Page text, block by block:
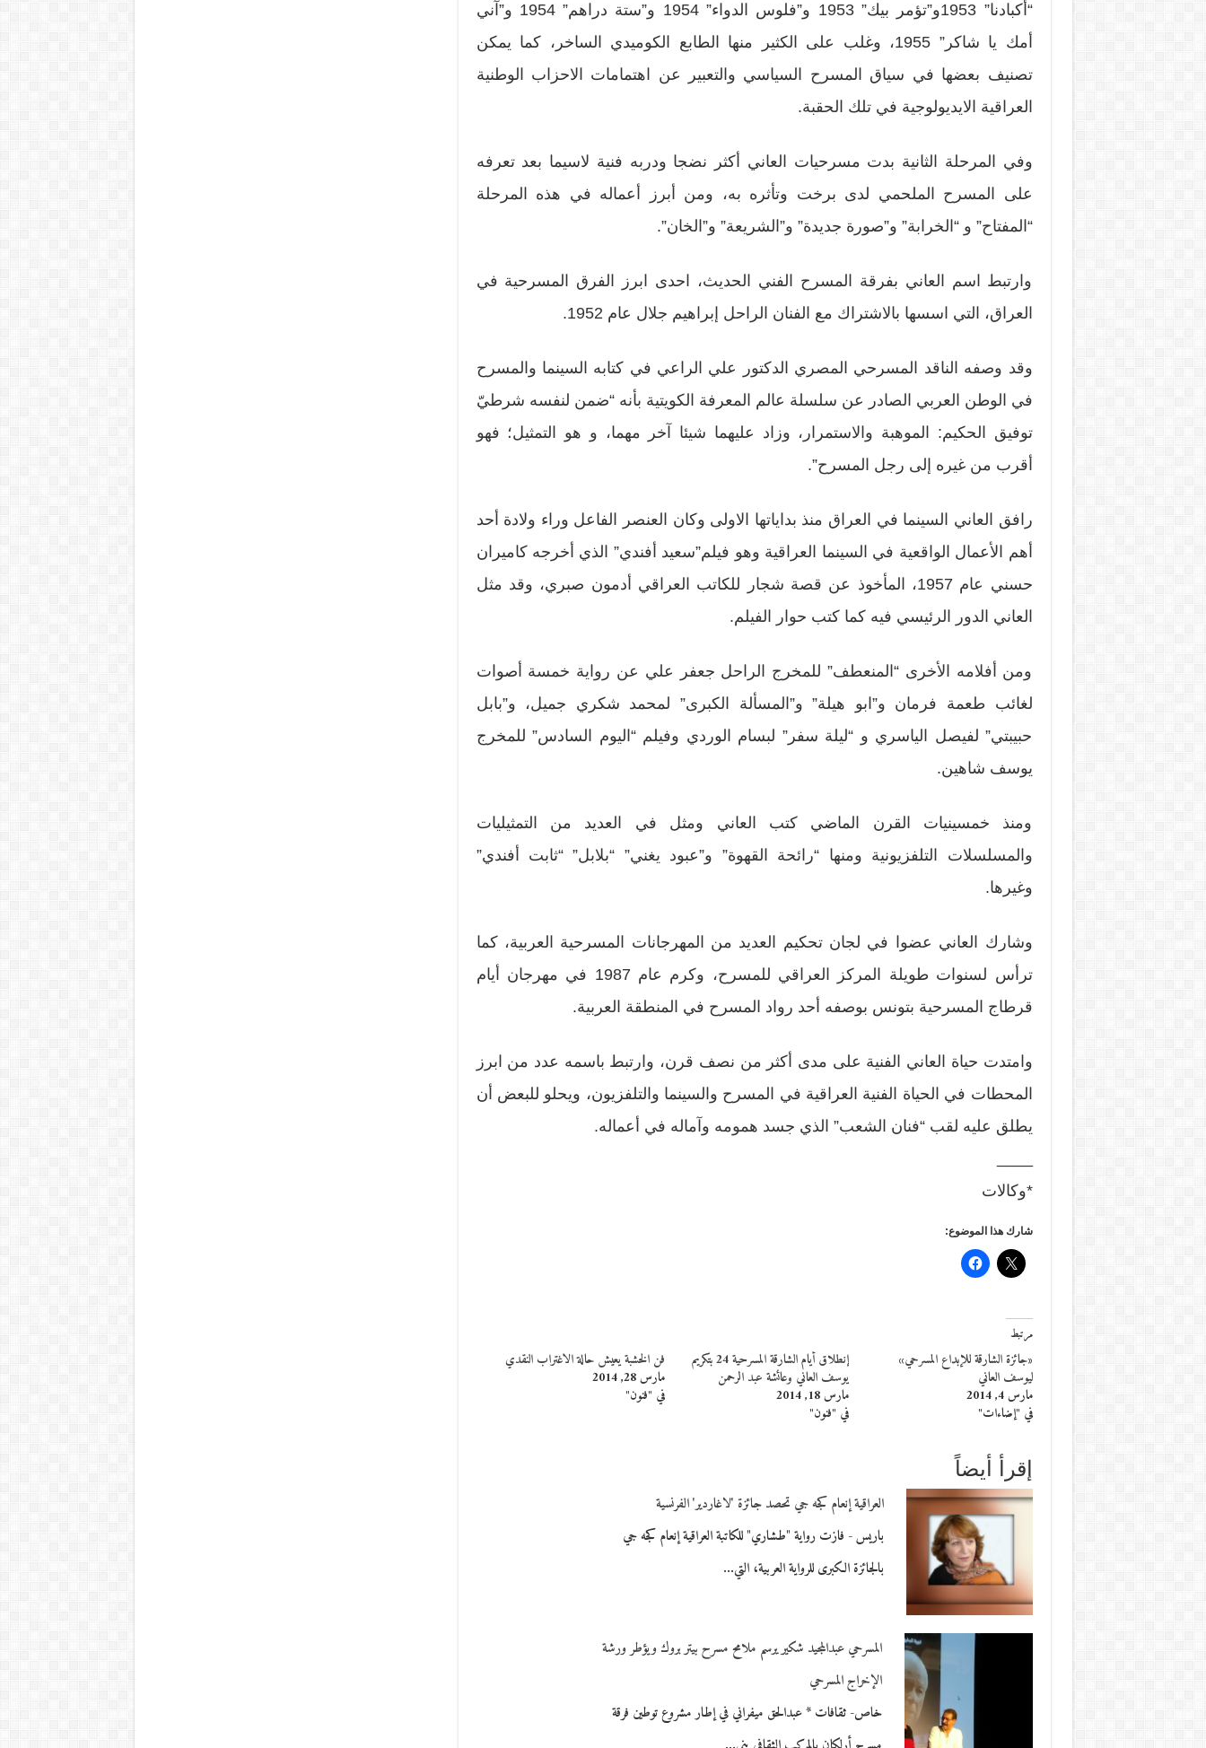
“أكبادنا” 1953و”تؤمر بيك” 1953 و”فلوس الدواء” 1954 و”ستة دراهم” 1954 و”آني
أمك يا شاكر” 1955، وغلب على الكثير منها الطابع الكوميدي الساخر، كما يمكن
تصنيف بعضها في سياق المسرح السياسي والتعبير عن اهتمامات الاحزاب الوطنية
العراقية الايديولوجية في تلك الحقبة.
وفي المرحلة الثانية بدت مسرحيات العاني أكثر نضجا ودربه فنية لاسيما بعد تعرفه
على المسرح الملحمي لدى برخت وتأثره به، ومن أبرز أعماله في هذه المرحلة
“المفتاح” و “الخرابة” و”صورة جديدة” و”الشريعة” و”الخان”.
وارتبط اسم العاني بفرقة المسرح الفني الحديث، احدى ابرز الفرق المسرحية في
العراق، التي اسسها بالاشتراك مع الفنان الراحل إبراهيم جلال عام 1952.
وقد وصفه الناقد المسرحي المصري الدكتور علي الراعي في كتابه السينما والمسرح
في الوطن العربي الصادر عن سلسلة عالم المعرفة الكويتية بأنه “ضمن لنفسه شرطيّ
توفيق الحكيم: الموهبة والاستمرار، وزاد عليهما شيئا آخر مهما، و هو التمثيل؛ فهو
أقرب من غيره إلى رجل المسرح”.
رافق العاني السينما في العراق منذ بداياتها الاولى وكان العنصر الفاعل وراء ولادة أحد
أهم الأعمال الواقعية في السينما العراقية وهو فيلم”سعيد أفندي” الذي أخرجه كاميران
حسني عام 1957، المأخوذ عن قصة شجار للكاتب العراقي أدمون صبري، وقد مثل
العاني الدور الرئيسي فيه كما كتب حوار الفيلم.
ومن أفلامه الأخرى “المنعطف” للمخرج الراحل جعفر علي عن رواية خمسة أصوات
لغائب طعمة فرمان و”ابو هيلة” و”المسألة الكبرى” لمحمد شكري جميل، و”بابل
حبيبتي” لفيصل الياسري و “ليلة سفر” لبسام الوردي وفيلم “اليوم السادس” للمخرج
يوسف شاهين.
ومنذ خمسينيات القرن الماضي كتب العاني ومثل في العديد من التمثيليات
والمسلسلات التلفزيونية ومنها “رائحة القهوة” و”عبود يغني” “بلابل” “ثابت أفندي”
وغيرها.
وشارك العاني عضوا في لجان تحكيم العديد من المهرجانات المسرحية العربية، كما
ترأس لسنوات طويلة المركز العراقي للمسرح، وكرم عام 1987 في مهرجان أيام
قرطاج المسرحية بتونس بوصفه أحد رواد المسرح في المنطقة العربية.
وامتدت حياة العاني الفنية على مدى أكثر من نصف قرن، وارتبط باسمه عدد من ابرز
المحطات في الحياة الفنية العراقية في المسرح والسينما والتلفزيون، ويحلو للبعض أن
يطلق عليه لقب “فنان الشعب” الذي جسد همومه وآماله في أعماله.
*وكالات
شارك هذا الموضوع:
مرتبط
«جائزة الشارقة للإبداع المسرحي»
ليوسف العاني
مارس 4, 2014
في "إضاءات"
إنطلاق أيام الشارقة المسرحية 24 بتكريم
يوسف العاني وعائشة عبد الرحمن
مارس 18, 2014
في "فنون"
فن الخشبة يعيش حالة الاغتراب النقدي
مارس 28, 2014
في "فنون"
إقرأ أيضاً
العراقية إنعام كجه جي تحصد جائزة 'لاغاردير' الفرنسية
باريس - فازت رواية "طشاري" للكاتبة العراقية إنعام كجه جي
بالجائزة الكبرى للرواية العربية، التي…
المسرحي عبدالمجيد شكير يرسم ملامح مسرح بيتر بروك ويؤطر ورشة
الإخراج المسرحي
خاص- ثقافات * عبدالحق ميفراني في إطار مشروع توطين فرقة